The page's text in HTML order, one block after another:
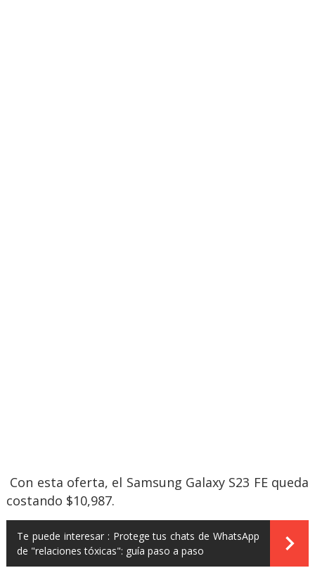
Con esta oferta, el Samsung Galaxy S23 FE queda
costando $10,987.
Te puede interesar : Protege tus chats de WhatsApp
de "relaciones tóxicas": guía paso a paso